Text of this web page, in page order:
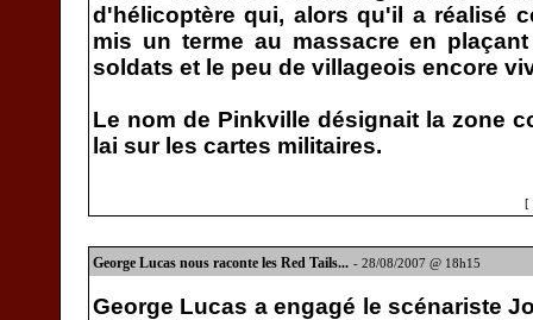
d'hélicoptère qui, alors qu'il a réalisé
mis un terme au massacre en
soldats et le peu de villageois encore
Le nom de Pinkville désignait la zone
lai sur les cartes militaires.
[
George Lucas nous raconte les Red Tails... - 28/08/2007 @ 18h15
George Lucas a engagé le scénariste